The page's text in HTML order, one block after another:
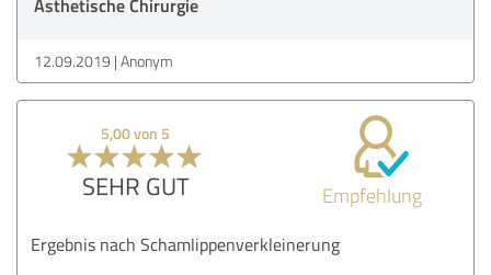
12.09.2019 Anonym
5,00 von 5
SEHR GUT Empfehlung
Ergebnis nach Schamlippenverkleinerung